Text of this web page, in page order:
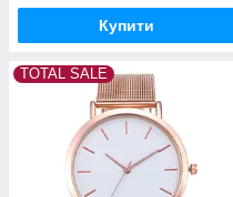
Купити
TOTAL SALE